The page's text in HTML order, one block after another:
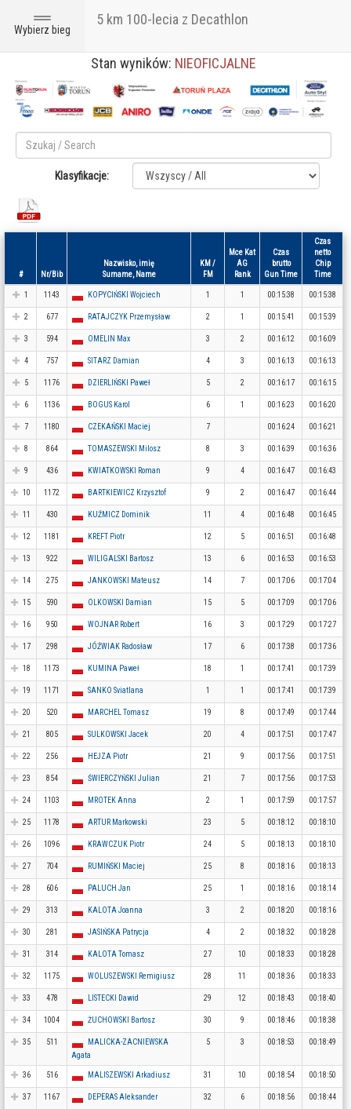
Toggle
navigation
Wybierz bieg
5 km 100-lecia z Decathlon
Stan wyników: NIEOFICJALNE
Klasyfikacje:
# Nr/Bib
Nazwisko, imię
Surname, Name
KM /
FM
Mce Kat
AG
Rank
Czas
brutto
Gun Time
Czas
netto
Chip
Time
1 1143 KOPYCIŃSKI Wojciech 1 1 00:15:38 00:15:38
2 677 RATAJCZYK Przemysław 2 1 00:15:41 00:15:39
3 594 OMELIN Max 3 2 00:16:12 00:16:09
4 757 SITARZ Damian 4 3 00:16:13 00:16:13
5 1176 DZIERLIŃSKI Paweł 5 2 00:16:17 00:16:15
6 1136 BOGUS Karol 6 1 00:16:23 00:16:20
7 1180 CZEKAŃSKI Maciej 7 00:16:24 00:16:21
8 864 TOMASZEWSKI Milosz 8 3 00:16:39 00:16:36
9 436 KWIATKOWSKI Roman 9 4 00:16:47 00:16:43
10 1172 BARTKIEWICZ Krzysztof 9 2 00:16:47 00:16:44
11 430 KUŹMICZ Dominik 11 4 00:16:48 00:16:45
12 1181 KREFT Piotr 12 5 00:16:51 00:16:48
13 922 WILIGALSKI Bartosz 13 6 00:16:53 00:16:53
14 275 JANKOWSKI Mateusz 14 7 00:17:06 00:17:04
15 590 OLKOWSKI Damian 15 5 00:17:09 00:17:06
16 950 WOJNAR Robert 16 3 00:17:29 00:17:27
17 298 JÓŹWIAK Radosław 17 6 00:17:38 00:17:36
18 1173 KUMINA Paweł 18 1 00:17:41 00:17:39
19 1171 SANKO Sviatlana 1 1 00:17:41 00:17:39
20 520 MARCHEL Tomasz 19 8 00:17:49 00:17:44
21 805 SULKOWSKI Jacek 20 4 00:17:51 00:17:47
22 256 HEJZA Piotr 21 9 00:17:56 00:17:51
23 854 ŚWIERCZYŃSKI Julian 21 7 00:17:56 00:17:53
24 1103 MROTEK Anna 2 1 00:17:59 00:17:57
25 1178 ARTUR Markowski 23 5 00:18:12 00:18:10
26 1096 KRAWCZUK Piotr 24 5 00:18:13 00:18:10
27 704 RUMIŃSKI Maciej 25 8 00:18:16 00:18:13
28 606 PALUCH Jan 25 1 00:18:16 00:18:14
29 313 KALOTA Joanna 3 2 00:18:20 00:18:16
30 281 JASIŃSKA Patrycja 4 2 00:18:32 00:18:28
31 314 KALOTA Tomasz 27 10 00:18:33 00:18:28
32 1175 WOLUSZEWSKI Remigiusz 28 11 00:18:36 00:18:33
33 478 LISTECKI Dawid 29 12 00:18:43 00:18:40
34 1004 ŻUCHOWSKI Bartosz 30 9 00:18:46 00:18:38
35 511
MALICKA-ZACNIEWSKA
Agata
5 3 00:18:53 00:18:49
36 516 MALISZEWSKI Arkadiusz 31 10 00:18:54 00:18:50
37 1167 DEPERAS Aleksander 32 6 00:18:56 00:18:44